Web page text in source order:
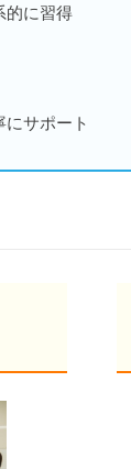
的に習得
サポート